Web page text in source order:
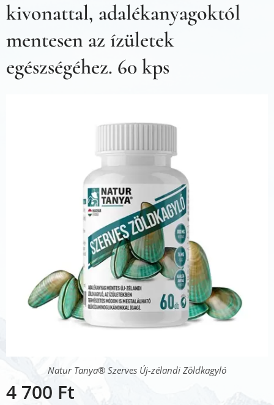
kivonattal, adalékanyagoktól
mentesen az ízületek
egészségéhez. 60 kps
Natur Tanya® Szerves Új-zélandi Zöldkagyló
4 700 Ft